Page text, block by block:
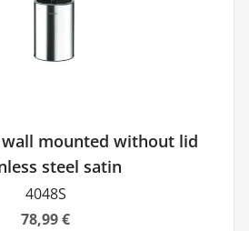
wall mounted without lid
steel satin
4048S
78,99 €